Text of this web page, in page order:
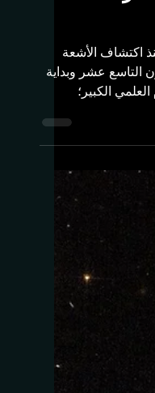
من
أشعة
اكتشاف الأشعة
التاسع عشر وبداية
الكبير؛